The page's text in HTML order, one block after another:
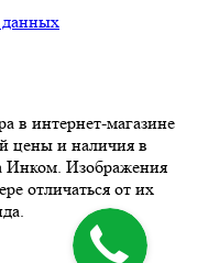
данных
в интернет-магазине
цены и наличия в
Инком. Изображения
отличаться от их